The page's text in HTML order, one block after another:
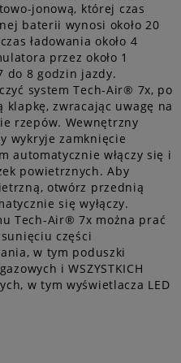
jonową, której czas
baterii wynosi około 20
ładowania około 4
przez około 1
do 8 godzin jazdy.
system Tech-Air® 7x, po
zwracając uwagę na
rzepów. Wewnętrzny
wykryje zamknięcie
automatycznie włączy się i
powietrznych. Aby
otwórz przednią
się wyłączy.
Tech-Air® 7x można prać
części
w tym poduszki
i WSZYSTKICH
w tym wyświetlacza LED